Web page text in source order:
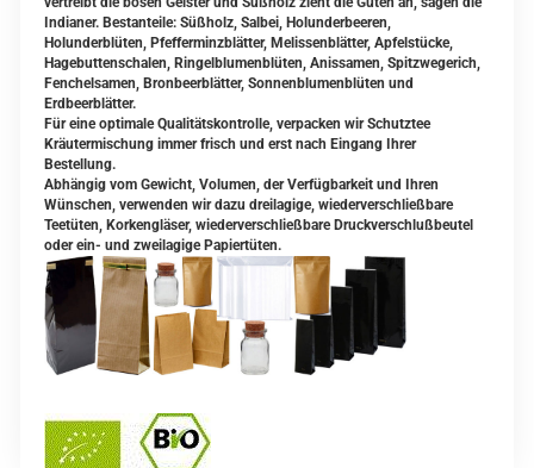
Indianer. Bestanteile: Süßholz, Salbei, Holunderbeeren,
Holunderblüten, Pfefferminzblätter, Melissenblätter, Apfelstücke,
Hagebuttenschalen, Ringelblumenblüten, Anissamen, Spitzwegerich,
Fenchelsamen, Bronbeerblätter, Sonnenblumenblüten und
Erdbeerblätter.
Für eine optimale Qualitätskontrolle, verpacken wir Schutztee
Kräutermischung immer frisch und erst nach Eingang Ihrer
Bestellung.
Abhängig vom Gewicht, Volumen, der Verfügbarkeit und Ihren
Wünschen, verwenden wir dazu dreilagige, wiederverschließbare
Teetüten, Korkengläser, wiederverschließbare Druckverschlußbeutel
oder ein- und zweilagige Papiertüten.